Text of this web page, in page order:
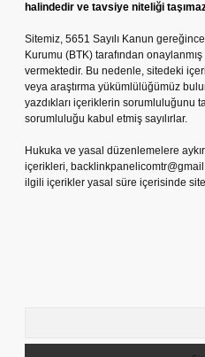
halindedir ve tavsiye niteliği
Sitemiz, 5651 Sayılı Kanun
Kurumu (BTK) tarafından
vermektedir. Bu nedenle, sitedeki
veya araştırma yükümlülüğümüz
yazdıkları içeriklerin sorumluluğunu
sorumluluğu kabul etmiş sayılırlar.
Hukuka ve yasal düzenlemelere
içerikleri,
ilgili içerikler yasal süre içerisinde